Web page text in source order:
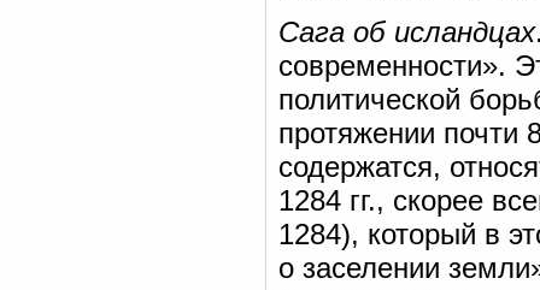
Сага об исландцах
современности».
политической
протяжении почти
содержатся,
1284 гг., скорее
1284), который в
о заселении